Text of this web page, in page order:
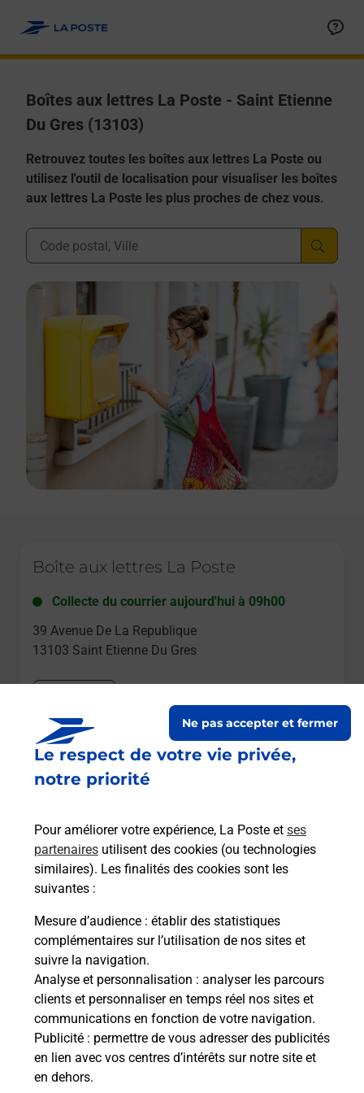
Le respect de votre vie privée,
notre priorité
Pour améliorer votre expérience, La Poste et ses
partenaires utilisent des cookies (ou technologies
similaires). Les finalités des cookies sont les
suivantes :
Mesure d’audience : établir des statistiques
complémentaires sur l’utilisation de nos sites et
suivre la navigation.
Analyse et personnalisation : analyser les parcours
clients et personnaliser en temps réel nos sites et
communications en fonction de votre navigation.
Publicité : permettre de vous adresser des publicités
en lien avec vos centres d’intérêts sur notre site et
en dehors.
Ne pas accepter et fermer
Boîtes aux lettres La Poste - Saint Etienne
Du Gres (13103)
Retrouvez toutes les boîtes aux lettres La Poste ou
utilisez l'outil de localisation pour visualiser les boîtes
aux lettres La Poste les plus proches de chez vous.
Ville, Département, Code Postal
Boîte aux lettres La Poste
Collecte du courrier aujourd'hui à 09h00
39 Avenue De La Republique
13103 Saint Etienne Du Gres
Boîte aux lettres La Poste
Collecte du courrier aujourd'hui à
Boulevard General De Gaulle
Saint Etienne Du Gres
Itinéraire
Le lien s'ouvre dans un nouvel onglet
Boîte aux lettres La Poste
Collecte du courrier aujourd'hui à 09h00
Place De La Mairie
13103
Saint Etienne Du Gres
Itinéraire
Le lien s'ouvre dans un nouvel onglet